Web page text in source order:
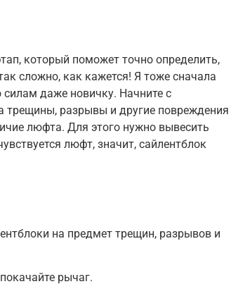
который поможет точно определить,
сложно, как кажется! Я тоже сначала
силам даже новичку. Начните с
трещины, разрывы и другие повреждения
люфта. Для этого нужно вывесить
люфт, значит, сайлентблок
на предмет трещин, разрывов и
рычаг.